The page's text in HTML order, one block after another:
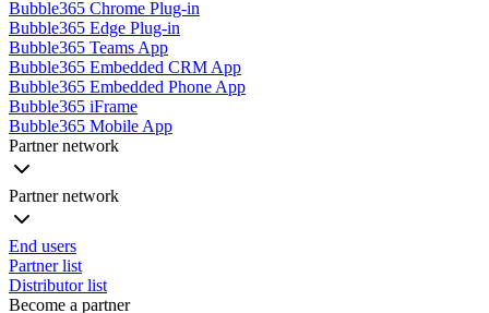
Bubble365 Chrome Plug-in
Bubble365 Edge Plug-in
Bubble365 Teams App
Bubble365 Embedded CRM App
Bubble365 Embedded Phone App
Bubble365 iFrame
Bubble365 Mobile App
Partner network
Partner network
End users
Partner list
Distributor list
Become a partner